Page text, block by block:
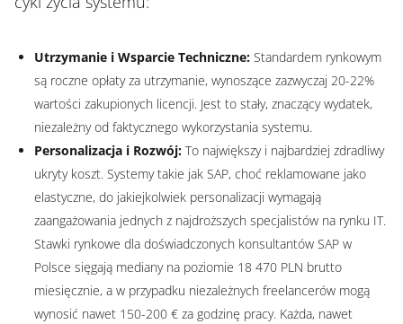
Utrzymanie i Wsparcie Techniczne: Standardem rynkowym
są roczne opłaty za utrzymanie, wynoszące zazwyczaj 20-22%
wartości zakupionych licencji. Jest to stały, znaczący wydatek,
niezależny od faktycznego wykorzystania systemu.
Personalizacja i Rozwój: To największy i najbardziej zdradliwy
ukryty koszt. Systemy takie jak SAP, choć reklamowane jako
elastyczne, do jakiejkolwiek personalizacji wymagają
zaangażowania jednych z najdroższych specjalistów na rynku IT.
Stawki rynkowe dla doświadczonych konsultantów SAP w
Polsce sięgają mediany na poziomie 18 470 PLN brutto
miesięcznie, a w przypadku niezależnych freelancerów mogą
wynosić nawet 150-200 € za godzinę pracy. Każda, nawet